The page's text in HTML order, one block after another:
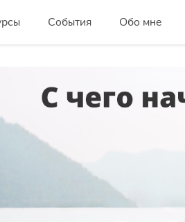
События Обо мне